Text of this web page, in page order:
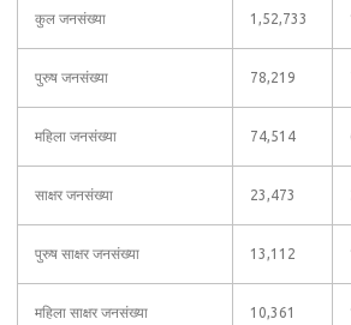
कुल जनसंख्या 1,52,733
पुरुष जनसंख्या 78,219
महिला जनसंख्या 74,514
साक्षर जनसंख्या 23,473
पुरुष साक्षर जनसंख्या 13,112
महिला साक्षर जनसंख्या 10,361